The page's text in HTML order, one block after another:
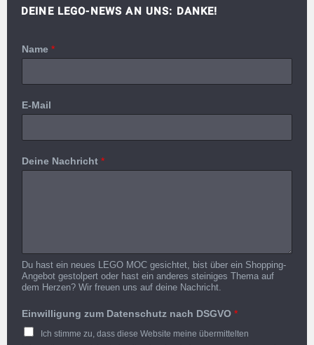
DEINE LEGO-NEWS AN UNS: DANKE!
Name *
E-Mail
Deine Nachricht *
Du hast ein neues LEGO MOC gesichtet, bist über ein Shopping-
Angebot gestolpert oder hast ein anderes steiniges Thema auf
dem Herzen? Wir freuen uns auf deine Nachricht.
Einwilligung zum Datenschutz nach DSGVO *
Ich stimme zu, dass diese Website meine übermittelten